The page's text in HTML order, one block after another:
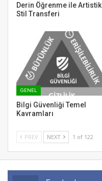
Derin Öğrenme ile Artistik
Stil Transferi
GENEL
Bilgi Güvenliği Temel
Kavramları
PREV NEXT 1 of 122